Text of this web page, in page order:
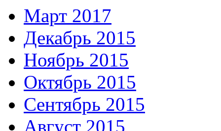
Март 2017
Декабрь 2015
Ноябрь 2015
Октябрь 2015
Сентябрь 2015
Август 2015